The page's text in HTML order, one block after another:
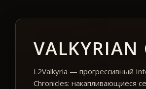
VALKYRIAN
L2Valkyria — прогрессивный
Chronicles: накапливающиеся